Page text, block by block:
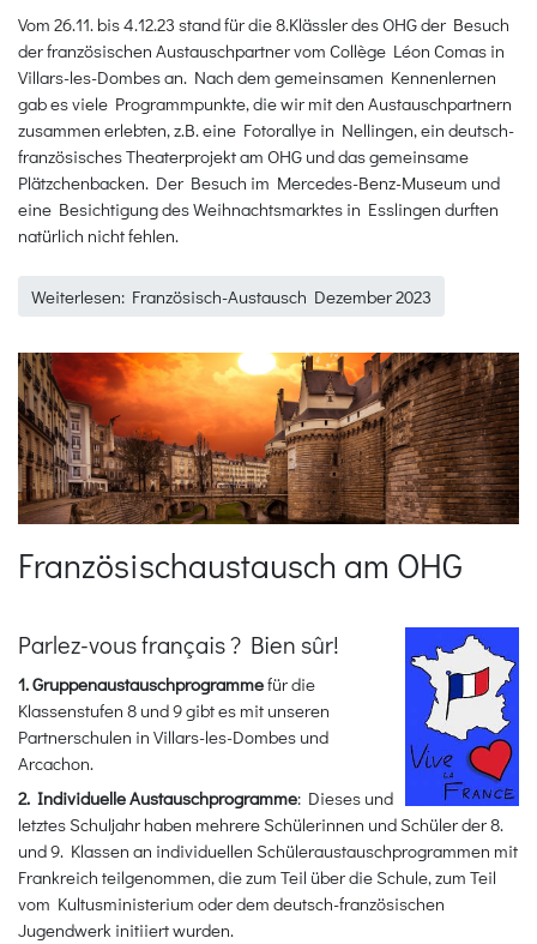
Vom 26.11. bis 4.12.23 stand für die 8.Klässler des OHG der Besuch
der französischen Austauschpartner vom Collège Léon Comas in
Villars-les-Dombes an. Nach dem gemeinsamen Kennenlernen
gab es viele Programmpunkte, die wir mit den Austauschpartnern
zusammen erlebten, z.B. eine Fotorallye in Nellingen, ein deutsch-
französisches Theaterprojekt am OHG und das gemeinsame
Plätzchenbacken. Der Besuch im Mercedes-Benz-Museum und
eine Besichtigung des Weihnachtsmarktes in Esslingen durften
natürlich nicht fehlen.
Weiterlesen: Französisch-Austausch Dezember 2023
Französischaustausch am OHG
Parlez-vous français ? Bien sûr!
1. Gruppenaustauschprogrammefür die
Klassenstufen 8 und 9 gibt es mit unseren
Partnerschulen in Villars-les-Dombes und
Arcachon.
2. Individuelle Austauschprogramme: Dieses und
letztes Schuljahr haben mehrere Schülerinnen und Schüler der 8.
und 9. Klassen an individuellen Schüleraustauschprogrammen mit
Frankreich teilgenommen, die zum Teil über die Schule, zum Teil
vom Kultusministerium oder dem deutsch-französischen
Jugendwerk initiiert wurden.